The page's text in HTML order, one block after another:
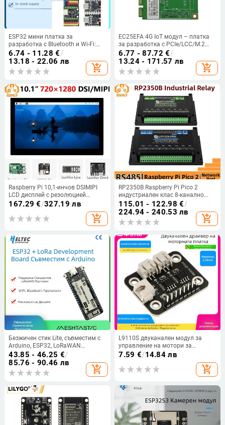
ESP32 мини платка за
разработка с Bluetooth и Wi-Fi:
SuperMini, ZERO IoT S3, C3, C6, H2
6.74 - 11.28 €/
13.18 - 22.06 лв
add_shopping_cart
EC25EFA 4G IoT модул – платка
за разработка с PCIe/LCC/M.2
интерфейси, Feihong
6.77 - 87.72 €/
13.24 - 171.57 лв
add_shopping_cart
Raspberry Pi 10,1-инчов DSIMIPI
LCD дисплей с резолюцией
720×1280 ESP32-P4 Luckfox
167.29 €/327.19 лв
add_shopping_cart
RP2350B Raspberry Pi Pico 2
индустриален клас 8-канално
реле с RS485 дигитален вход и
мрежов интерфейс
115.01 - 122.98 €/
224.94 - 240.53 лв
add_shopping_cart
Безжичен стик Lite, съвместим с
Arduino, ESP32, LoRaWAN
протокол, WIFI, Bluetooth
43.85 - 46.25 €/
85.76 - 90.46 лв
add_shopping_cart
L9110S двуканален модул за
управление на мотори за
проследяващ робот, съвместим с
Arduino сенсорен комплект (HS-
F09A: единичен високо ниво
триггер; двойно задвижване на
30)
7.59 €/14.84 лв
add_shopping_cart